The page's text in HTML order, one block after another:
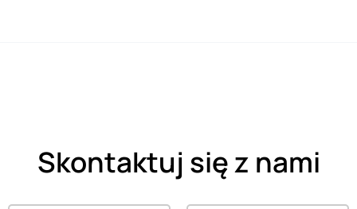
Skontaktuj się z nami